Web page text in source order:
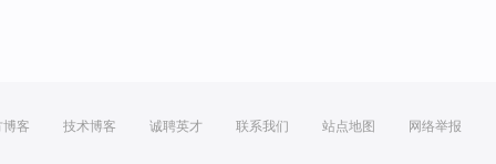
博客 技术博客 诚聘英才 联系我们 站点地图 网络举报